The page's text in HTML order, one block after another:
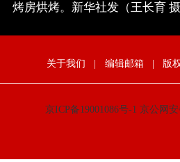
烤房烘烤。新华社发（王长育 摄
关于我们 | 编辑邮箱 | 版
京ICP备19001086号-1 京公网安